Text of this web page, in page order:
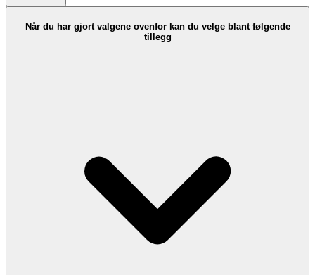
Når du har gjort valgene ovenfor kan du velge blant følgende
tillegg